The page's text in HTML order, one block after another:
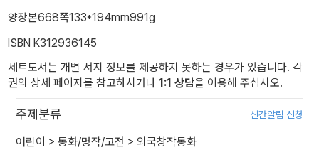
양장본668쪽133*194mm991g
ISBN K312936145
세트도서는 개별 서지 정보를 제공하지 못하는 경우가 있습니다. 각
권의 상세 페이지를 참고하시거나 1:1 상담을 이용해 주십시오.
주제분류 신간알림 신청
어린이 > 동화/명작/고전 > 외국창작동화